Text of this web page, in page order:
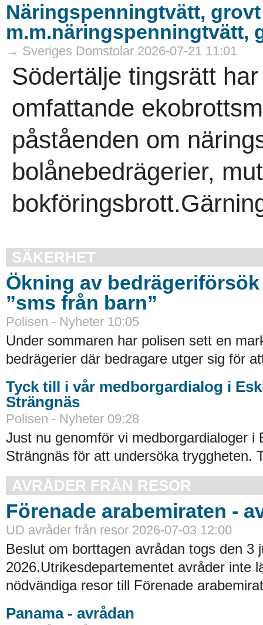
Näringspenningtvätt,
m.m.näringspenningtvätt,
→ Sveriges Domstolar 2026-07-21 11:01
Södertälje tingsrätt
omfattande
påståenden om
bolånebedrägerier,
SÄKERHET
Ökning av
”sms från barn”
Polisen - Nyheter 10:05
Under sommaren har polisen sett en
bedrägerier där bedragare utger sig för
Tyck till i vår medborgardialog i
Strängnäs
Polisen - Nyheter 09:28
Just nu genomför vi medborgardialoger i
Strängnäs för att undersöka tryggheten.
AVRÅDER FRÅN RESOR
Förenade arabemiraten -
UD avråder från resor 2026-07-03 12:00
Beslut om borttagen avrådan togs den 3
2026.Utrikesdepartementet avråder inte
nödvändiga resor till Förenade
Panama - avrådan